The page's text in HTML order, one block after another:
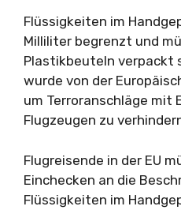
Flüssigkeiten im
Milliliter begrenzt und
Plastikbeuteln verpackt
wurde von der
um Terroranschläge mit
Flugzeugen zu
Flugreisende in der EU
Einchecken an die
Flüssigkeiten im